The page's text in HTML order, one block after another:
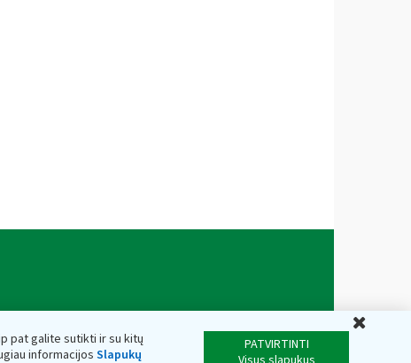
pat galite sutikti ir su kitų
informacijos Slapukų
PATVIRTINTI